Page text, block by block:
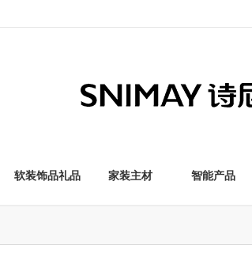
软装饰品礼品 家装主材 智能产品